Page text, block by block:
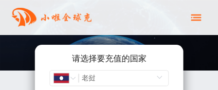
请选择要充值的国家